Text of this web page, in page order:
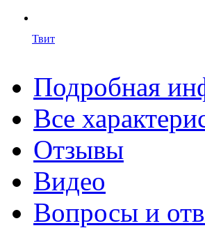
Твит
Подробная
Все
Отзывы
Видео
Вопросы и